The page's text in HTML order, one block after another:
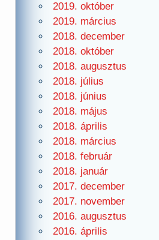
2019. október
2019. március
2018. december
2018. október
2018. augusztus
2018. július
2018. június
2018. május
2018. április
2018. március
2018. február
2018. január
2017. december
2017. november
2016. augusztus
2016. április